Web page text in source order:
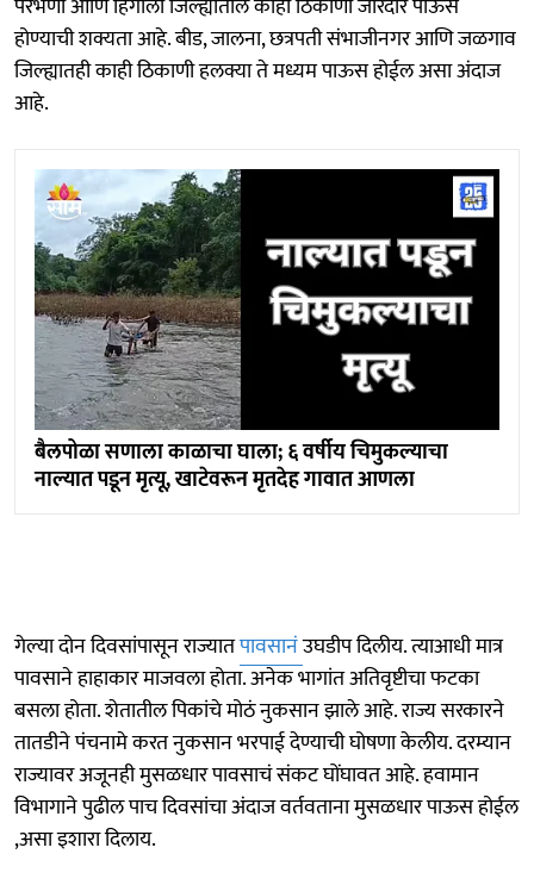
होण्याची शक्यता आहे. बीड, जालना, छत्रपती संभाजीनगर आणि जळगाव
जिल्ह्यातही काही ठिकाणी हलक्या ते मध्यम पाऊस होईल असा अंदाज
आहे.
बैलपोळा सणाला काळाचा घाला; ६ वर्षीय चिमुकल्याचा
नाल्यात पडून मृत्यू, खाटेवरून मृतदेह गावात आणला
गेल्या दोन दिवसांपासून राज्यातपावसानंउघडीप दिलीय. त्याआधी मात्र
पावसाने हाहाकार माजवला होता. अनेक भागांत अतिवृष्टीचा फटका
बसला होता. शेतातील पिकांचे मोठं नुकसान झाले आहे. राज्य सरकारने
तातडीने पंचनामे करत नुकसान भरपाई देण्याची घोषणा केलीय. दरम्यान
राज्यावर अजूनही मुसळधार पावसाचं संकट घोंघावत आहे. हवामान
विभागाने पुढील पाच दिवसांचा अंदाज वर्तवताना मुसळधार पाऊस होईल
,असा इशारा दिलाय.